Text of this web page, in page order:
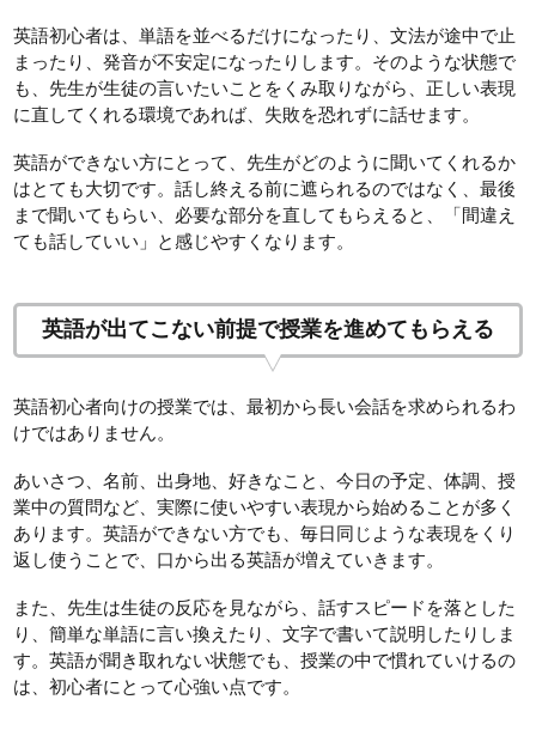
英語初心者は、単語を並べるだけになったり、文法が途中で止
まったり、発音が不安定になったりします。そのような状態で
も、先生が生徒の言いたいことをくみ取りながら、正しい表現
に直してくれる環境であれば、失敗を恐れずに話せます。
英語ができない方にとって、先生がどのように聞いてくれるか
はとても大切です。話し終える前に遮られるのではなく、最後
まで聞いてもらい、必要な部分を直してもらえると、「間違え
ても話していい」と感じやすくなります。
英語が出てこない前提で授業を進めてもらえる
英語初心者向けの授業では、最初から長い会話を求められるわ
けではありません。
あいさつ、名前、出身地、好きなこと、今日の予定、体調、授
業中の質問など、実際に使いやすい表現から始めることが多く
あります。英語ができない方でも、毎日同じような表現をくり
返し使うことで、口から出る英語が増えていきます。
また、先生は生徒の反応を見ながら、話すスピードを落とした
り、簡単な単語に言い換えたり、文字で書いて説明したりしま
す。英語が聞き取れない状態でも、授業の中で慣れていけるの
は、初心者にとって心強い点です。